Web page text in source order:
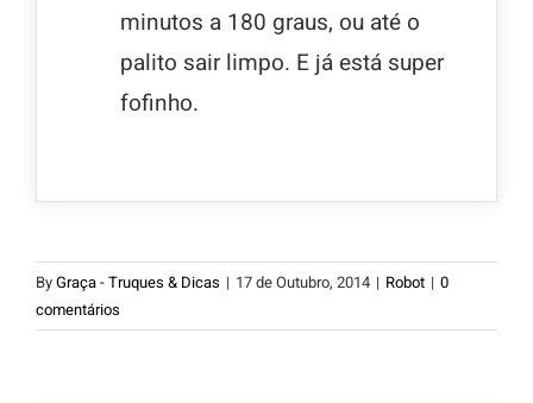
minutos a 180 graus, ou até o
palito sair limpo. E já está super
fofinho.
ByGraça - Truques & Dicas | 17 de Outubro, 2014 | Robot | 0
comentários